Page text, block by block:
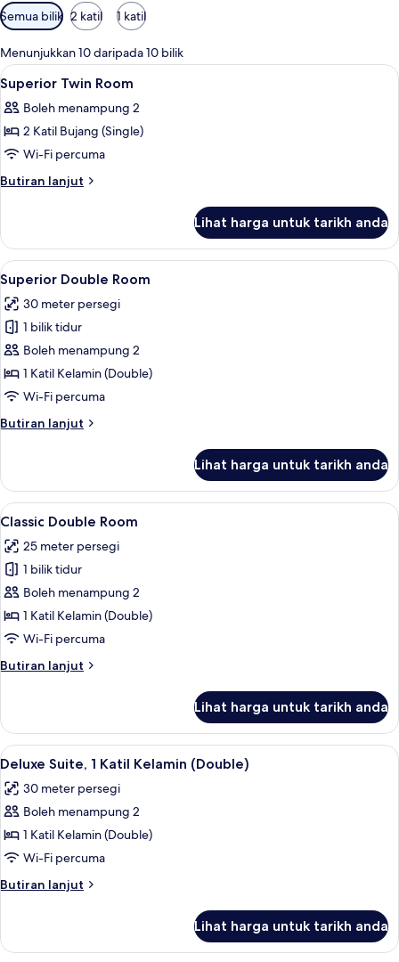
Penapis
yang
tersedia
untuk
bilik
Semua bilik 2 katil 1 katil
Menunjukkan 10 daripada 10 bilik
Lihat
semua
foto
untuk
Superior
Twin
Peralatan tempat tidur
1
Superior Twin Room
Boleh menampung 2
2 Katil Bujang (Single)
Wi-Fi percuma
Butiran lanjut
Butiran
Twin
Room
Lihat harga untuk tarikh anda
Lihat
semua
foto
untuk
Superior
Double
Room
Superior Double Room | Peralatan
6
Superior Double Room
30 meter persegi
1 bilik tidur
Boleh menampung 2
1 Katil Kelamin (Double)
Wi-Fi percuma
Butiran lanjut
Butiran
Double
Room
Lihat harga untuk tarikh anda
Lihat
semua
foto
untuk
Classic
Double
Room
Classic Double Room | Peralatan
4
Classic Double Room
25 meter persegi
1 bilik tidur
Boleh menampung 2
1 Katil Kelamin (Double)
Wi-Fi percuma
Butiran lanjut
Butiran
Double
Room
Lihat harga untuk tarikh anda
Lihat
semua
foto
untuk
Deluxe
Suite,
1
Katil
(Double)
Deluxe Suite, 1 Katil Kelamin
6
Deluxe Suite, 1 Katil Kelamin (Double)
30 meter persegi
Boleh menampung 2
1 Katil Kelamin (Double)
Wi-Fi percuma
Butiran lanjut
Butiran
Suite,
Lihat harga untuk tarikh anda